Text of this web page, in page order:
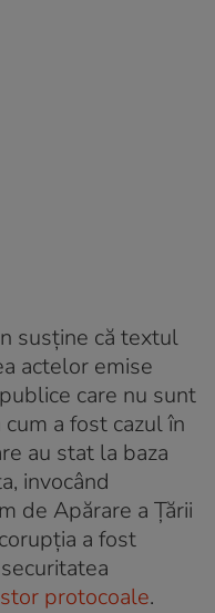
susţine că textul
actelor emise
care nu sunt
a fost cazul în
au stat la baza
invocând
de Apărare a Ţării
a fost
protocoale.